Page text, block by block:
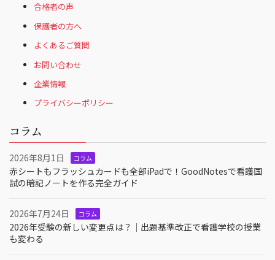
合格者の声
保護者の方へ
よくあるご質問
お問い合わせ
企業情報
プライバシーポリシー
コラム
2026年8月1日 コラム
赤シートもフラッシュカードも全部iPadで！GoodNotesで看護国
試の暗記ノートを作る完全ガイド
2026年7月24日 コラム
2026年受験の新しい変更点は？｜出題基準改正で看護学校の授業
も変わる